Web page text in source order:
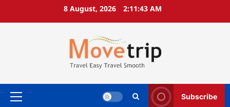
8 August, 2026 2:11:44 AM
Primary
Subscribe